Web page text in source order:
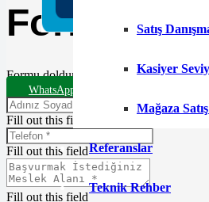
Satış
Kasiyer
Mağaza
Referanslar
Teknik Rehber
Formu
Formu doldurun en kısa sürede sizinle
WhatsApp Destek Hattı
Fill out this field
Fill out this field
Fill out this field